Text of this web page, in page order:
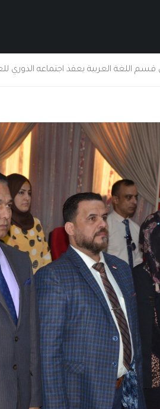
اللغة العربية يعقد اجتماعه الدوري للعام